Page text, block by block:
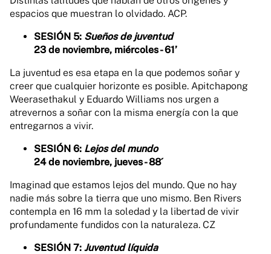
espacios que muestran lo olvidado. ACP.
SESIÓN 5: Sueños de juventud
23 de noviembre, miércoles - 61’
La juventud es esa etapa en la que podemos soñar y
creer que cualquier horizonte es posible. Apitchapong
Weerasethakul y Eduardo Williams nos urgen a
atrevernos a soñar con la misma energía con la que
entregarnos a vivir.
SESIÓN 6: Lejos del mundo
24 de noviembre, jueves - 88´
Imaginad que estamos lejos del mundo. Que no hay
nadie más sobre la tierra que uno mismo. Ben Rivers
contempla en 16 mm la soledad y la libertad de vivir
profundamente fundidos con la naturaleza. CZ
SESIÓN 7: Juventud líquida